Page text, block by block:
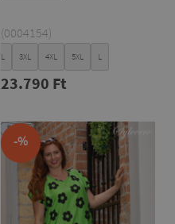
(0004154)
XXL 3XL 4XL 5XL
23.790 Ft
-%